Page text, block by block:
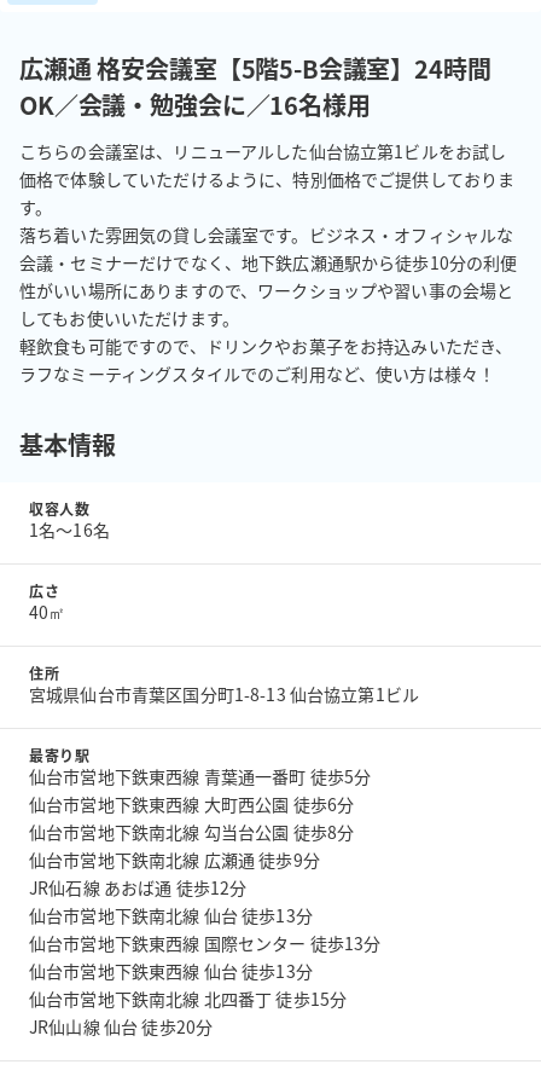
広瀬通 格安会議室【5階5-B会議室】24時間
OK／会議・勉強会に／16名様用
こちらの会議室は、リニューアルした仙台協立第1ビルをお試し
価格で体験していただけるように、特別価格でご提供しておりま
す。
落ち着いた雰囲気の貸し会議室です。ビジネス・オフィシャルな
会議・セミナーだけでなく、地下鉄広瀬通駅から徒歩10分の利便
性がいい場所にありますので、ワークショップや習い事の会場と
してもお使いいただけます。
軽飲食も可能ですので、ドリンクやお菓子をお持込みいただき、
ラフなミーティングスタイルでのご利用など、使い方は様々！
基本情報
収容人数
1名〜16名
広さ
40㎡
住所
宮城県仙台市青葉区国分町1-8-13 仙台協立第1ビル
最寄り駅
仙台市営地下鉄東西線 青葉通一番町 徒歩5分
仙台市営地下鉄東西線 大町西公園 徒歩6分
仙台市営地下鉄南北線 勾当台公園 徒歩8分
仙台市営地下鉄南北線 広瀬通 徒歩9分
JR仙石線 あおば通 徒歩12分
仙台市営地下鉄南北線 仙台 徒歩13分
仙台市営地下鉄東西線 国際センター 徒歩13分
仙台市営地下鉄東西線 仙台 徒歩13分
仙台市営地下鉄南北線 北四番丁 徒歩15分
JR仙山線 仙台 徒歩20分